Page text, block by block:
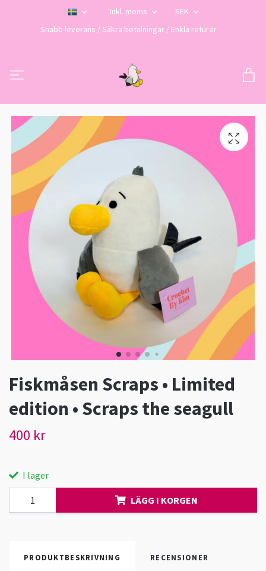
Inkl. moms
SEK
Snabb leverans / Säkra betalningar / Enkla returer
Fiskmåsen Scraps • Limited
edition • Scraps the seagull
400 kr
I lager
LÄGG I KORGEN
PRODUKTBESKRIVNING RECENSIONER